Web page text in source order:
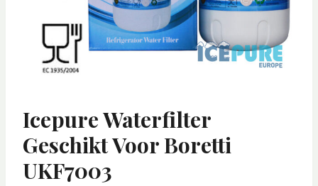
Icepure Waterfilter
Geschikt Voor Boretti
UKF7003